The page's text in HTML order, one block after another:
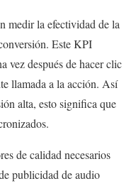
medir la efectividad de la
Este KPI
vez después de hacer clic
llamada a la acción. Así
alta, esto significa que
de calidad necesarios
publicidad de audio